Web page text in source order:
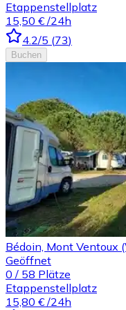
Etappenstellplatz
15,50 € /24h
4.2/5 (73)
Buchen
Bédoin, Mont Ventoux
Geöffnet
0 / 58 Plätze
Etappenstellplatz
15,80 € /24h